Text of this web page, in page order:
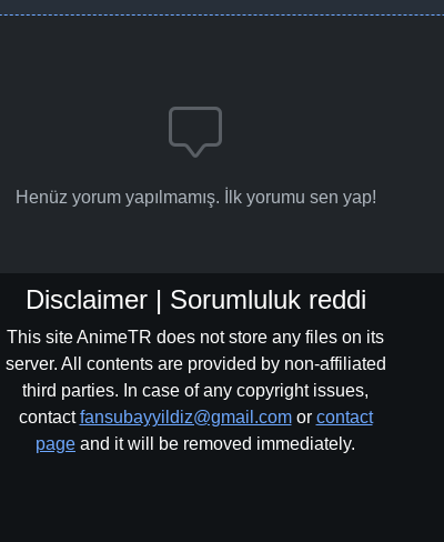
Henüz yorum yapılmamış. İlk yorumu sen yap!
Disclaimer | Sorumluluk reddi
This site AnimeTR does not store any files on its
server. All contents are provided by non-affiliated
third parties. In case of any copyright issues,
contactfansubayyildiz@gmail.comor contact
page and it will be removed immediately.